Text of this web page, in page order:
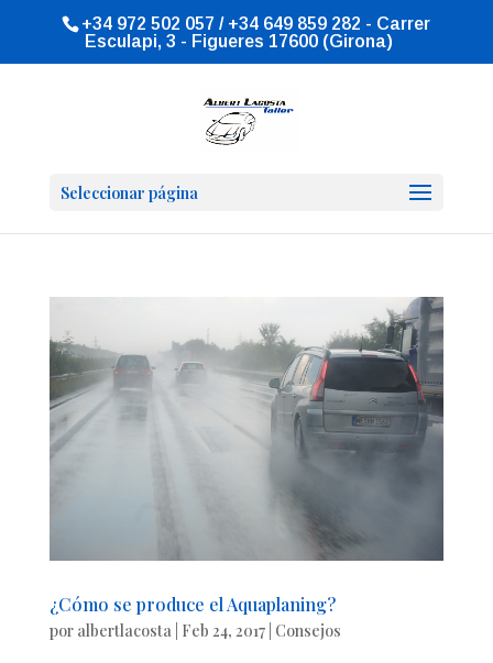
+34 972 502 057 / +34 649 859 282 - Carrer
Esculapi, 3 - Figueres 17600 (Girona)
Seleccionar página
¿Cómo se produce el Aquaplaning?
por albertlacosta Feb 24, 2017| Consejos